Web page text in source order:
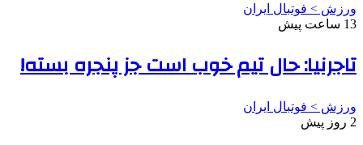
ورزش > فوتبال ایران
13 ساعت پیش
تاجرنیا: حال تیم خوب است جز پنجره بسته!
ورزش > فوتبال ایران
2 روز پیش